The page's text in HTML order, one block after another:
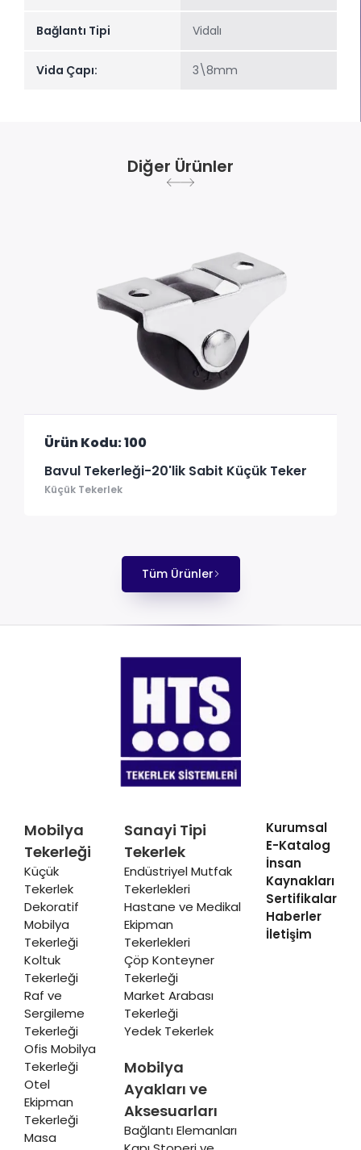
Bağlantı Tipi Vidalı
Vida Çapı: 3\8mm
Diğer Ürünler
Ürün Kodu: 100
Bavul Tekerleği-20'lik Sabit Küçük Teker
Küçük Tekerlek
Tüm Ürünler
Mobilya
Tekerleği
Küçük
Tekerlek
Dekoratif
Mobilya
Tekerleği
Koltuk
Tekerleği
Raf ve
Sergileme
Tekerleği
Ofis Mobilya
Tekerleği
Otel
Ekipman
Tekerleği
Masa
Sanayi Tipi
Tekerlek
Endüstriyel Mutfak
Tekerlekleri
Hastane ve Medikal
Ekipman
Tekerlekleri
Çöp Konteyner
Tekerleği
Market Arabası
Tekerleği
Yedek Tekerlek
Mobilya
Ayakları ve
Aksesuarları
Bağlantı Elemanları
Kurumsal
E-Katalog
İnsan
Kaynakları
Sertifikalar
Haberler
İletişim